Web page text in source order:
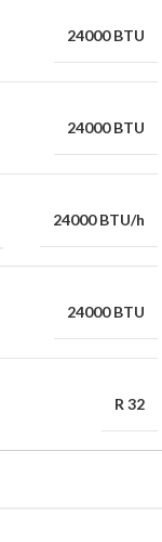
24000 BTU
24000 BTU
24000 BTU/h
24000 BTU
R 32